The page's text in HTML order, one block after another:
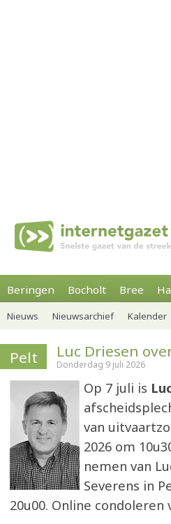
Beringen Bocholt Bree
Nieuws Nieuwsarchief Kalender
Pelt Luc Driesen
Donderdag 9 juli 2026
Op 7 juli is
van
2026 om
nemen van
Severens in
20u00. Online